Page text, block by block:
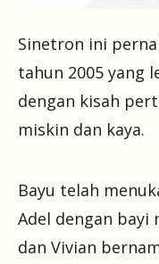
Sinetron ini
tahun 2005 yang
dengan kisah
miskin dan kaya.
Bayu telah
Adel dengan bayi
dan Vivian